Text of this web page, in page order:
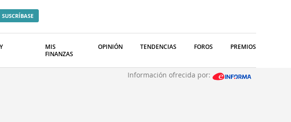
SUSCRÍBASE
MIS
FINANZAS
OPINIÓN TENDENCIAS FOROS PREMIOS
Información ofrecida por: